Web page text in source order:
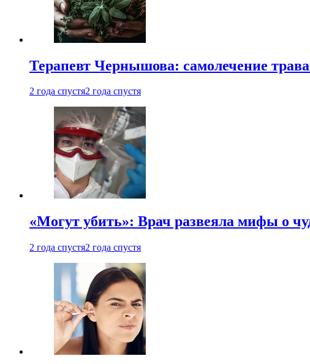
Терапевт Чернышова: самолечение
2 года спустя2 года спустя
«Могут убить»: Врач развеяла мифы о
2 года спустя2 года спустя